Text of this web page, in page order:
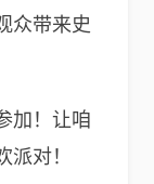
众带来史
加！让咱
对！